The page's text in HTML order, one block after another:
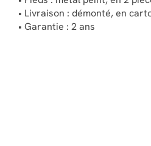
• Livraison : démonté, en
• Garantie : 2 ans